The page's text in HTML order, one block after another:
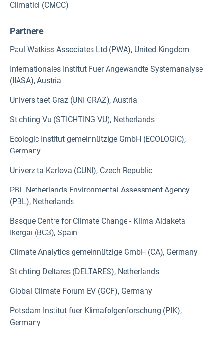
Climatici (CMCC)
Partnere
Paul Watkiss Associates Ltd (PWA), United Kingdom
Internationales Institut Fuer Angewandte Systemanalyse
(IIASA), Austria
Universitaet Graz (UNI GRAZ), Austria
Stichting Vu (STICHTING VU), Netherlands
Ecologic Institut gemeinnützige GmbH (ECOLOGIC),
Germany
Univerzita Karlova (CUNI), Czech Republic
PBL Netherlands Environmental Assessment Agency
(PBL), Netherlands
Basque Centre for Climate Change - Klima Aldaketa
Ikergai (BC3), Spain
Climate Analytics gemeinnützige GmbH (CA), Germany
Stichting Deltares (DELTARES), Netherlands
Global Climate Forum EV (GCF), Germany
Potsdam Institut fuer Klimafolgenforschung (PIK),
Germany